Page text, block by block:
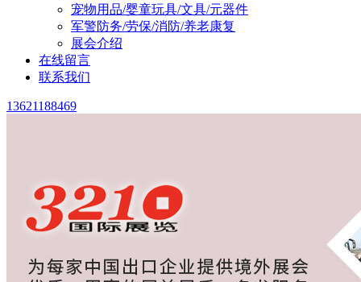
宠物用品/婴童玩具/文具/元器件
军警防务/劳保/消防/养老康复
展会介绍
在线留言
联系我们
13621188469